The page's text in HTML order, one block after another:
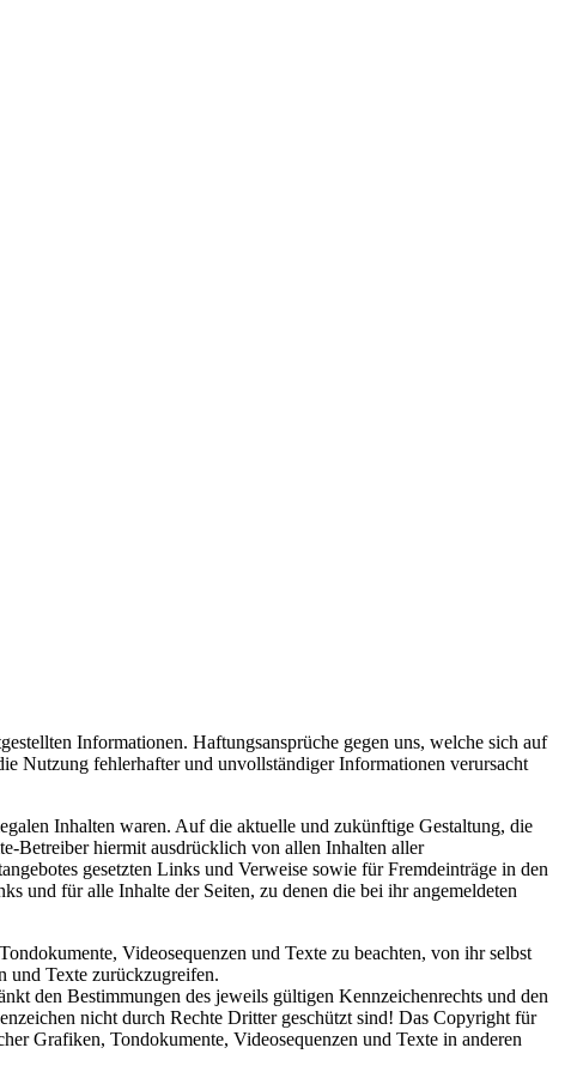
Informationen. Haftungsansprüche gegen uns, welche sich auf
Nutzung fehlerhafter und unvollständiger Informationen verursacht
Inhalten waren. Auf die aktuelle und zukünftige Gestaltung, die
Betreiber hiermit ausdrücklich von allen Inhalten aller
gesetzten Links und Verweise sowie für Fremdeinträge in den
und für alle Inhalte der Seiten, zu denen die bei ihr angemeldeten
Videosequenzen und Texte zu beachten, von ihr selbst
und Texte zurückzugreifen.
den Bestimmungen des jeweils gültigen Kennzeichenrechts und den
nicht durch Rechte Dritter geschützt sind! Das Copyright für
Grafiken, Tondokumente, Videosequenzen und Texte in anderen